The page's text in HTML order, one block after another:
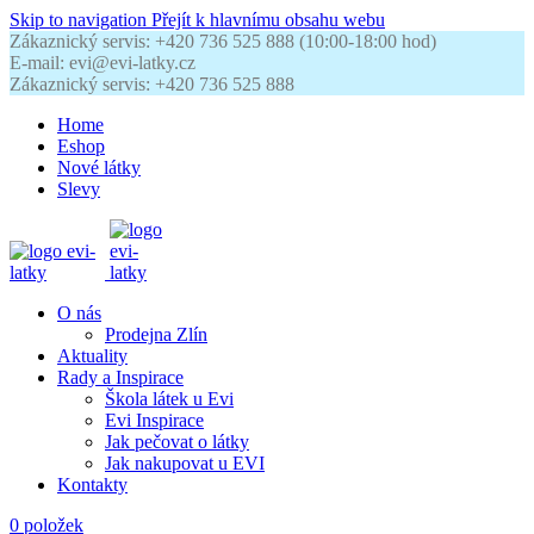
Skip to navigation Přejít k hlavnímu obsahu webu
Zákaznický servis: +420 736 525 888 (10:00-18:00 hod)
E-mail: evi@evi-latky.cz
Zákaznický servis: +420 736 525 888
Home
Eshop
Nové látky
Slevy
O nás
Prodejna Zlín
Aktuality
Rady a Inspirace
Škola látek u Evi
Evi Inspirace
Jak pečovat o látky
Jak nakupovat u EVI
Kontakty
0 položek